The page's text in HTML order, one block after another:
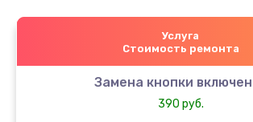
Услуга
Стоимость ремонта
Замена кнопки
390 руб.